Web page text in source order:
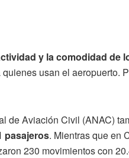
y la comodidad de
usan el aeropuerto.
de Aviación Civil (ANAC)
pasajeros. Mientras que en
230 movimientos con